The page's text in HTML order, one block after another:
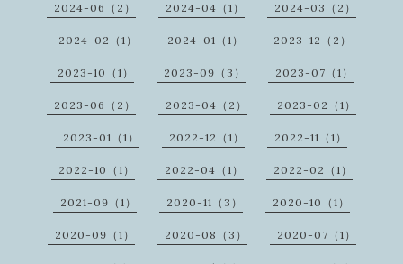
2024-06（2） 2024-04（1） 2024-03（2）
2024-02（1） 2024-01（1） 2023-12（2）
2023-10（1） 2023-09（3） 2023-07（1）
2023-06（2） 2023-04（2） 2023-02（1）
2023-01（1） 2022-12（1） 2022-11（1）
2022-10（1） 2022-04（1） 2022-02（1）
2021-09（1） 2020-11（3） 2020-10（1）
2020-09（1） 2020-08（3） 2020-07（1）